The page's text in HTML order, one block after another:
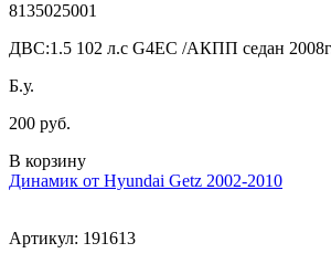
8135025001
ДВС:1.5 102 л.с G4EC /АКПП седан
Б.у.
200 руб.
В корзину
Динамик от Hyundai Getz 2002-2010
Артикул: 191613